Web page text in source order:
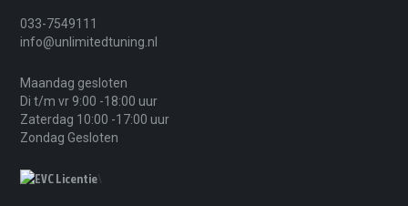
033-7549111
info@unlimitedtuning.nl
Maandag gesloten
Di t/m vr 9:00 -18:00 uur
Zaterdag 10:00 -17:00 uur
Zondag Gesloten